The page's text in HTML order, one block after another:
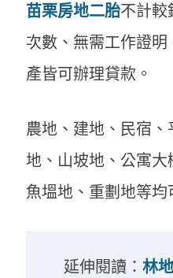
苗栗房地二胎不計較
次數、無需工作證
產皆可辦理貸款。
農地、建地、民宿
地、山坡地、公寓大
魚塭地、重劃地等均
延伸閱讀： 林